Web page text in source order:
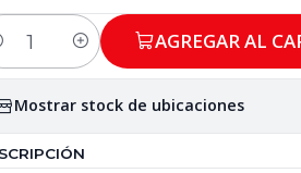
AGREGAR AL
Mostrar stock de ubicaciones